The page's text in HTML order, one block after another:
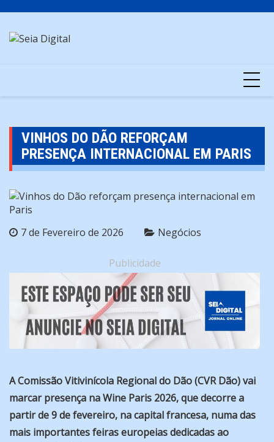
content
VINHOS DO DÃO REFORÇAM
PRESENÇA INTERNACIONAL EM PARIS
7 de Fevereiro de 2026 Negócios
Publicidade
A Comissão Vitivinícola Regional do Dão (CVR Dão) vai
marcar presença na Wine Paris 2026, que decorre a
partir de 9 de fevereiro, na capital francesa, numa das
mais importantes feiras europeias dedicadas ao